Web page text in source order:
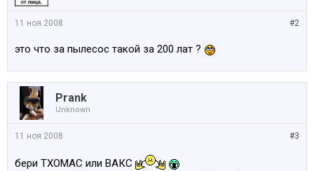
#2
11 ноя 2008
это что за пылесос такой за 200 лат ?
Prank
Unknown
#3
11 ноя 2008
бери ТХОМАС или ВАКС